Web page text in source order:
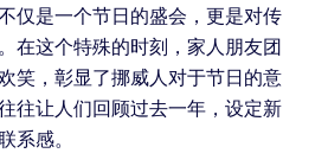
仅是一个节日的盛会，更是对传
在这个特殊的时刻，家人朋友团
笑，彰显了挪威人对于节日的意
往让人们回顾过去一年，设定新
系感。